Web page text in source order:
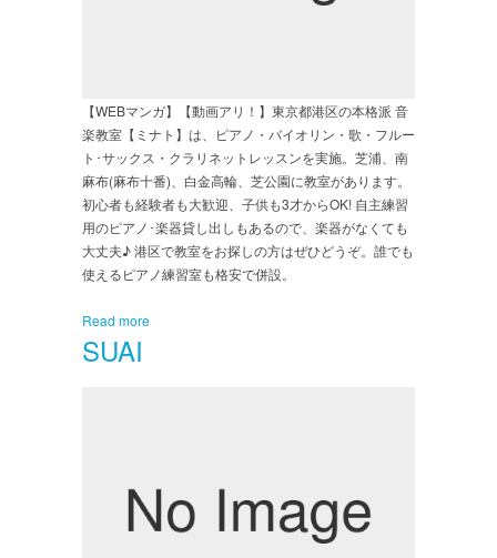
【WEBマンガ】【動画アリ！】東京都港区の本格派 音
楽教室【ミナト】は、ピアノ・バイオリン・歌・フルー
ト･サックス・クラリネットレッスンを実施。芝浦、南
麻布(麻布十番)、白金高輪、芝公園に教室があります。
初心者も経験者も大歓迎、子供も3才からOK! 自主練習
用のピアノ･楽器貸し出しもあるので、楽器がなくても
大丈夫♪ 港区で教室をお探しの方はぜひどうぞ。誰でも
使えるピアノ練習室も格安で併設。
Read more
SUAI